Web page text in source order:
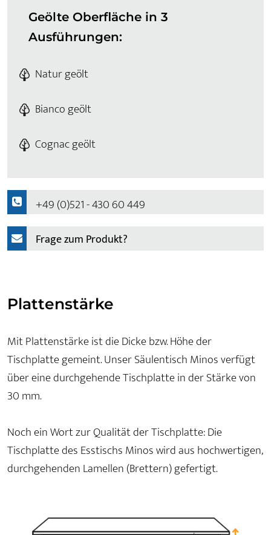
Geölte Oberfläche in 3
Ausführungen:
Natur geölt
Bianco geölt
Cognac geölt
+49 (0)521 - 430 60 449
Frage zum Produkt?
Plattenstärke
Mit Plattenstärke ist die Dicke bzw. Höhe der
Tischplatte gemeint. Unser Säulentisch Minos verfügt
über eine durchgehende Tischplatte in der Stärke von
30 mm.
Noch ein Wort zur Qualität der Tischplatte: Die
Tischplatte des Esstischs Minos wird aus hochwertigen,
durchgehenden Lamellen (Brettern) gefertigt.